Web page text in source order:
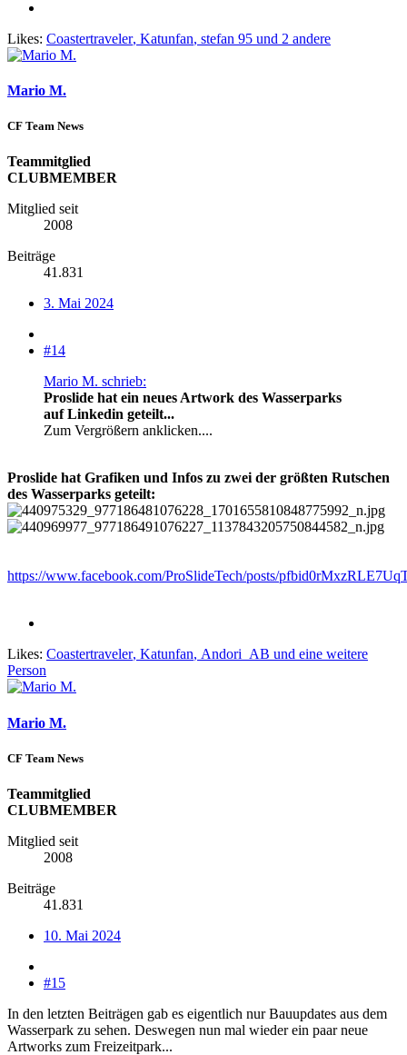
Likes: Coastertraveler, Katunfan, stefan 95 und 2 andere
Mario M.
CF Team News
Teammitglied
CLUBMEMBER
Mitglied seit
2008
Beiträge
41.831
3. Mai 2024
#14
Mario M. schrieb:
Proslide hat ein neues Artwork des Wasserparks
auf Linkedin geteilt...
Zum Vergrößern anklicken....
Proslide hat Grafiken und Infos zu zwei der größten Rutschen
des Wasserparks geteilt:
https://www.facebook.com/ProSlideTech/posts/
Likes: Coastertraveler, Katunfan, Andori_AB und eine weitere
Person
Mario M.
CF Team News
Teammitglied
CLUBMEMBER
Mitglied seit
2008
Beiträge
41.831
10. Mai 2024
#15
In den letzten Beiträgen gab es eigentlich nur Bauupdates aus dem
Wasserpark zu sehen. Deswegen nun mal wieder ein paar neue
Artworks zum Freizeitpark...